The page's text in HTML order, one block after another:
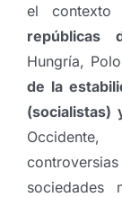
el
repúblicas
Hungría,
de la
(socialistas)
sociedades